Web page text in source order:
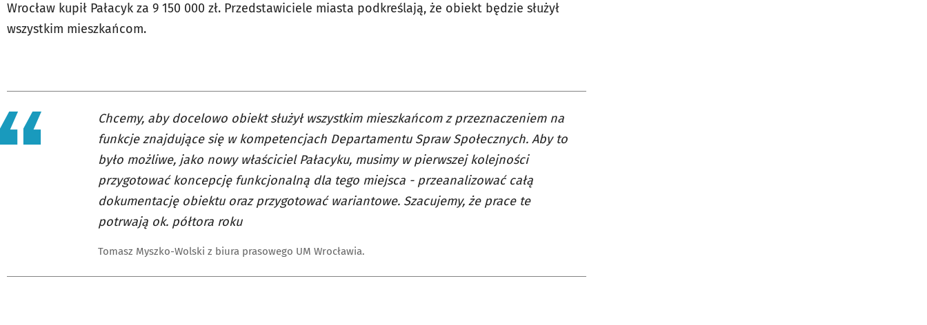
Wrocław kupił Pałacyk za 9 150 000 zł. Przedstawiciele miasta podkreślają, że obiekt będzie służył
wszystkim mieszkańcom.
Chcemy, aby docelowo obiekt służył wszystkim mieszkańcom z przeznaczeniem na
funkcje znajdujące się w kompetencjach Departamentu Spraw Społecznych. Aby to
było możliwe, jako nowy właściciel Pałacyku, musimy w pierwszej kolejności
przygotować koncepcję funkcjonalną dla tego miejsca - przeanalizować całą
dokumentację obiektu oraz przygotować wariantowe. Szacujemy, że prace te
potrwają ok. półtora roku
Tomasz Myszko-Wolski z biura prasowego UM Wrocławia.